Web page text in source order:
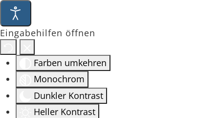
Eingabehilfen öffnen
Farben umkehren
Monochrom
Dunkler Kontrast
Heller Kontrast